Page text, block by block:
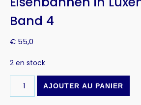
Band 4
€ 55,0
2 en stock
AJOUTER AU PANIER